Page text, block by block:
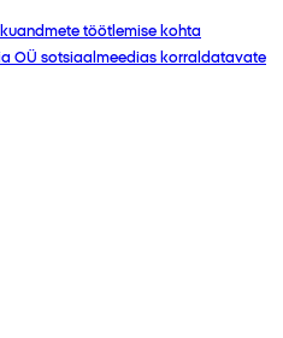
töötlemise kohta
OÜ sotsiaalmeedias korraldatavate